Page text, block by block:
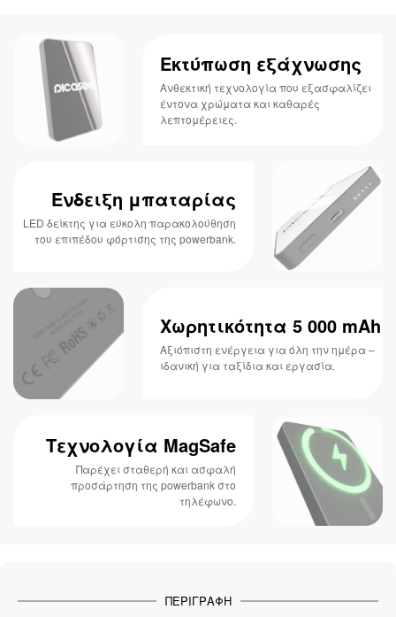
Εκτύπωση εξάχνωσης
Ανθεκτική τεχνολογία που εξασφαλίζει
έντονα χρώματα και καθαρές
λεπτομέρειες.
Ένδειξη μπαταρίας
LED δείκτης για εύκολη παρακολούθηση
του επιπέδου φόρτισης της powerbank.
Χωρητικότητα 5 000 mAh
Αξιόπιστη ενέργεια για όλη την ημέρα –
ιδανική για ταξίδια και εργασία.
Τεχνολογία MagSafe
Παρέχει σταθερή και ασφαλή
προσάρτηση της powerbank στο
τηλέφωνο.
ΠΕΡΙΓΡΑΦΉ